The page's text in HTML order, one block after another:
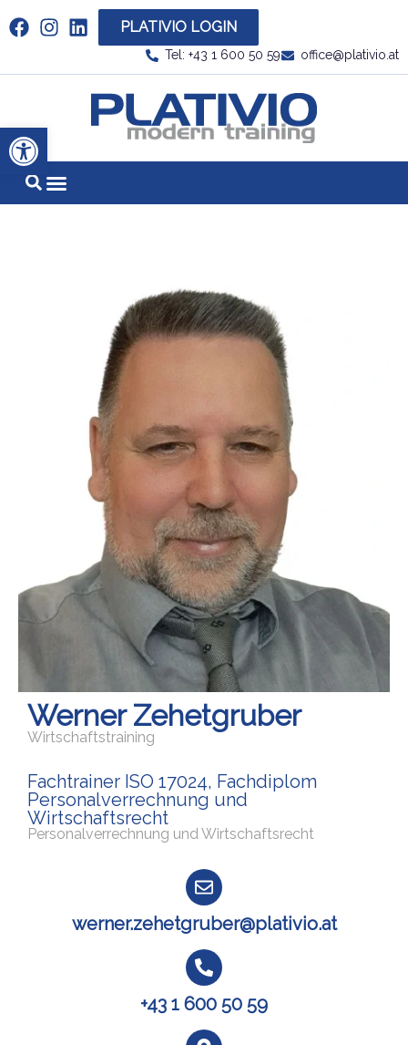
Werkzeugleiste öffnen
Link zu https://www.linkedin.com/company/
PLATIVIO LOGIN
Tel: +43 1 600 50 59 office@plativio.at
Link zu
Werner Zehetgruber
Wirtschaftstraining
Fachtrainer ISO 17024, Fachdiplom
Personalverrechnung und
Wirtschaftsrecht
Personalverrechnung und Wirtschaftsrecht
werner.zehetgruber@plativio.at
+43 1 600 50 59